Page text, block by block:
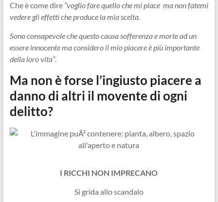
Che è come dire “voglio fare quello che mi piace ma non fatemi
vedere gli effetti che produce la mia scelta.
Sono consapevole che questo causa sofferenza e morte ad un
essere innocente ma considero il mio piacere è più importante
della loro vita”.
Ma non è forse l’ingiusto piacere a
danno di altri il movente di ogni
delitto?
I RICCHI NON IMPRECANO
Si grida allo scandalo